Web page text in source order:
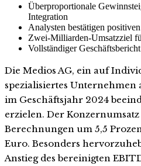
Überproportionale
Integration
Analysten bestätigen
Zwei-Milliarden-Umsatzziel
Vollständiger
Die Medios AG, ein auf
spezialisiertes Unternehmen
im Geschäftsjahr 2024
erzielen. Der
Berechnungen um 5,5
Euro. Besonders
Anstieg des bereinigten